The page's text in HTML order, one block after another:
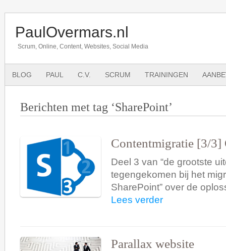
PaulOvermars.nl
Scrum, Online, Content, Websites, Social Media
BLOG PAUL C.V. SCRUM TRAININGEN
Berichten met tag ‘SharePoint’
Contentmigratie [3/3]
Deel 3 van “de grootste
tegengekomen bij het
SharePoint” over de
Lees verder
Parallax website